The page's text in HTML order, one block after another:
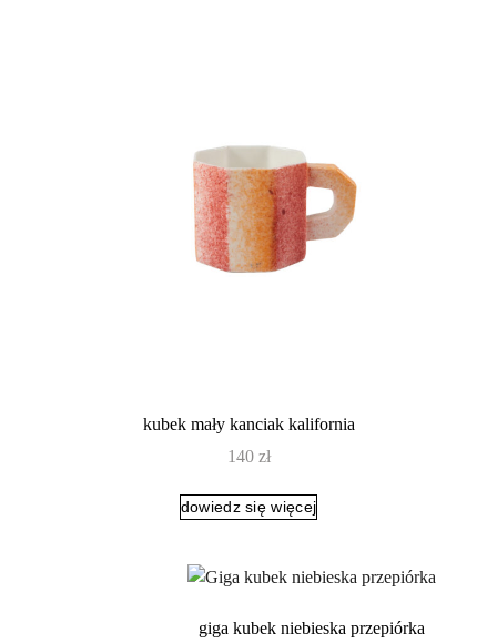
kubek mały kanciak kalifornia
140 zł
dowiedz się więcej
giga kubek niebieska przepiórka